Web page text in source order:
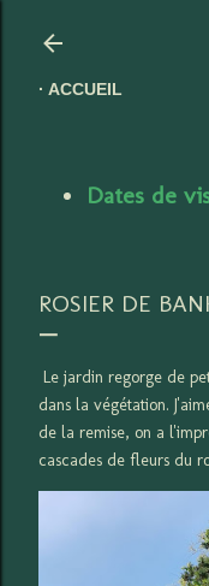
ACCUEIL
Dates de
ROSIER DE
Le jardin regorge de
dans la végétation.
de la remise, on a
cascades de fleurs du